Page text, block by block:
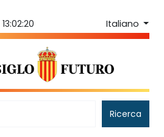
Italiano
Ricerca